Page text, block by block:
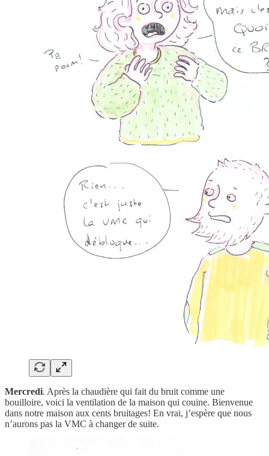
Mercredi. Après la chaudière qui fait du bruit comme une
bouilloire, voici la ventilation de la maison qui couine. Bienvenue
dans notre maison aux cents bruitages! En vrai, j’espère que nous
n’aurons pas la VMC à changer de suite.